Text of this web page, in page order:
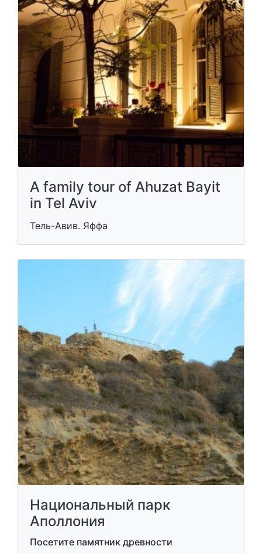
A family tour of Ahuzat Bayit
in Tel Aviv
Тель-Авив. Яффа
Национальный парк
Аполлония
Посетите памятник древности